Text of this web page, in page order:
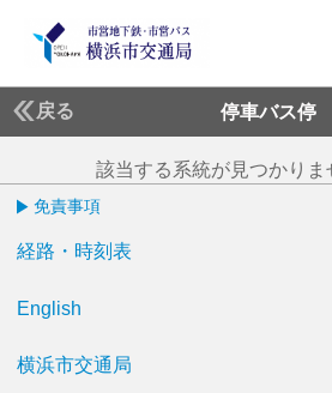
戻る 停車バス停
該当する系統が見つかりま
免責事項
経路・時刻表
English
横浜市交通局